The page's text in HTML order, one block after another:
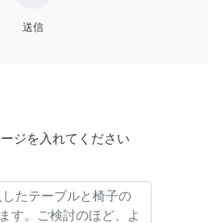
送信
ジを入れてください